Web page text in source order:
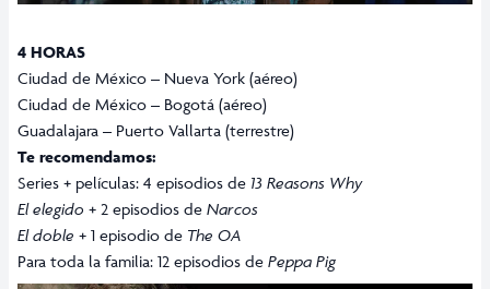
4 HORAS
Ciudad de México – Nueva York (aéreo)
Ciudad de México – Bogotá (aéreo)
Guadalajara – Puerto Vallarta (terrestre)
Te recomendamos:
Series + películas: 4 episodios de 13 Reasons Why
El elegido + 2 episodios de Narcos
El doble + 1 episodio de The OA
Para toda la familia: 12 episodios de Peppa Pig